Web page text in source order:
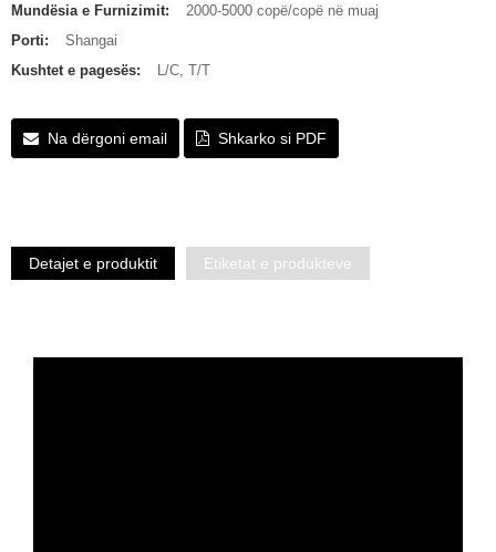
Mundësia e Furnizimit:
2000-5000 copë/copë në muaj
Porti:
Shangai
Kushtet e pagesës:
L/C, T/T
Na dërgoni email Shkarko si PDF
Detajet e produktit Etiketat e produkteve